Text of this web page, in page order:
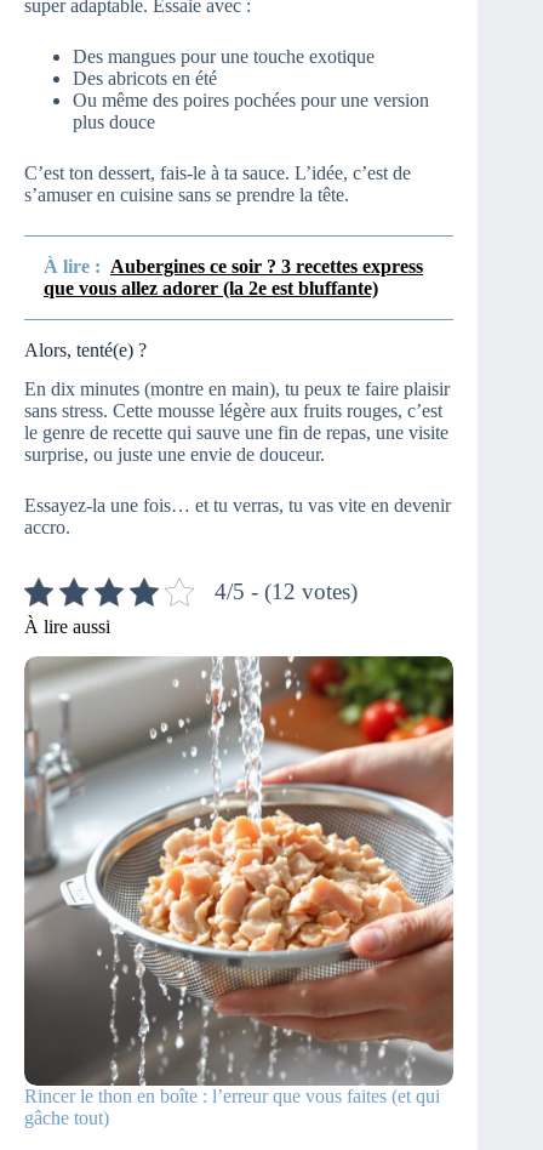
super adaptable. Essaie avec :
Des mangues pour une touche exotique
Des abricots en été
Ou même des poires pochées pour une version
plus douce
C’est ton dessert, fais-le à ta sauce. L’idée, c’est de
s’amuser en cuisine sans se prendre la tête.
À lire : Aubergines ce soir ? 3 recettes express
que vous allez adorer (la 2e est bluffante)
Alors, tenté(e) ?
En dix minutes (montre en main), tu peux te faire plaisir
sans stress. Cette mousse légère aux fruits rouges, c’est
le genre de recette qui sauve une fin de repas, une visite
surprise, ou juste une envie de douceur.
Essayez-la une fois… et tu verras, tu vas vite en devenir
accro.
4/5 - (12 votes)
À lire aussi
Rincer le thon en boîte : l’erreur que vous faites (et qui
gâche tout)